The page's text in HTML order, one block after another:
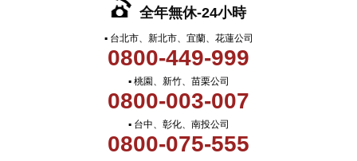
全年無休-24小時
▪ 台北市、新北市、宜蘭、花蓮公司
0800-449-999
▪ 桃園、新竹、苗栗公司
0800-003-007
▪ 台中、彰化、南投公司
0800-075-555